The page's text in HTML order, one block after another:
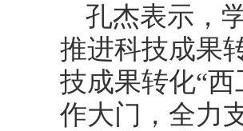
孔杰表示，
推进科技成果
技成果转化“
作大门，全力